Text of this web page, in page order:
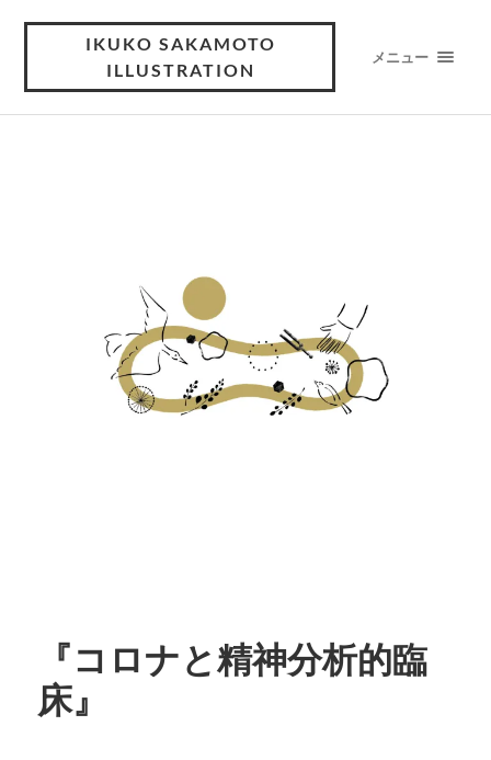
IKUKO SAKAMOTO
ILLUSTRATION
メニュー
『コロナと精神分析的臨
床』